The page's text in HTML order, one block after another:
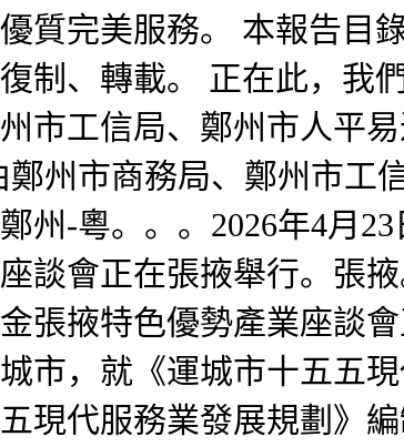
質完美服務。 本報告目
制、轉載。 正在此，我
市工信局、鄭州市人平
州市商務局、鄭州市工
州-粵。。。2026年4月
談會正在張掖舉行。張
張掖特色優勢產業座談
市，就《運城市十五五
現代服務業發展規劃》